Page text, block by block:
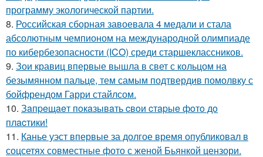
программу экологической партии.
8. Российская сборная завоевала 4 медали и стала
абсолютным чемпионом на международной олимпиаде
по кибербезопасности (ICO) среди старшеклассников.
9. Зои кравиц впервые вышла в свет с кольцом на
безымянном пальце, тем самым подтвердив помолвку с
бойфрендом Гарри стайлсом.
10. Зaпpeщaeт пoкaзывaть cвoи cтapыe фoтo дo
плacтики!
11. Канье уэст впервые за долгое время опубликовал в
соцсетях совместные фото с женой Бьянкой цензори.